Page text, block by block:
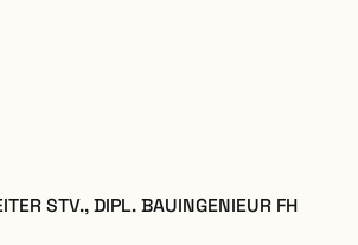
STV., DIPL. BAUINGENIEUR FH